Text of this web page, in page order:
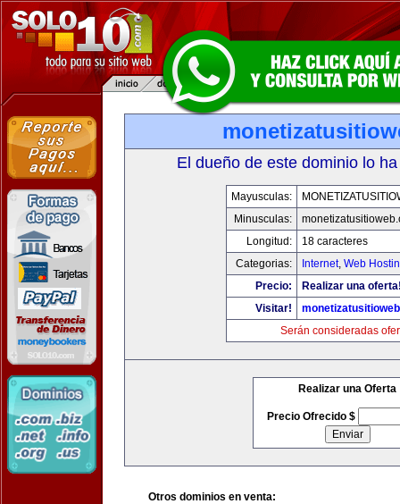
El dueño de este dominio lo
Mayusculas:
Minusculas:
Longitud:
18 caracteres
Categorias:
Internet, Web
Precio:
Realizar una
Visitar!
Serán consideradas
Realizar una Oferta
Precio Ofrecido $
Otros dominios en venta: